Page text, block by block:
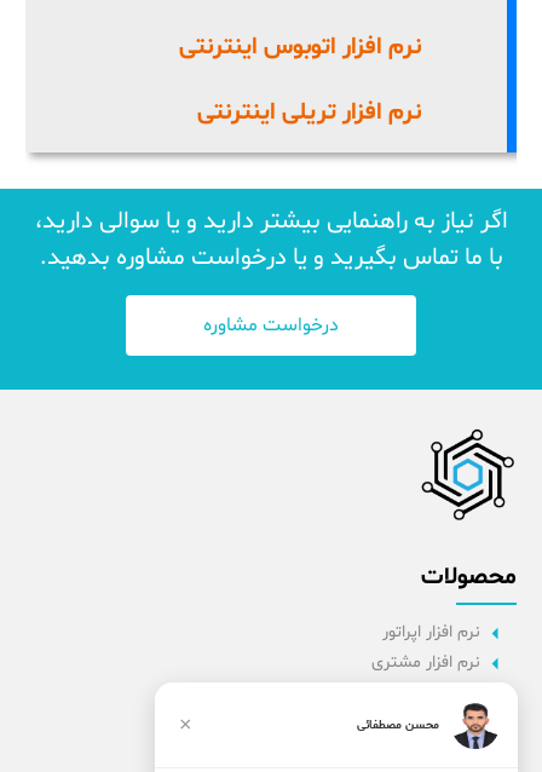
نرم افزار اتوبوس اینترنتی
نرم افزار تریلی اینترنتی
اگر نیاز به راهنمایی بیشتر دارید و یا سوالی دارید،
با ما تماس بگیرید و یا درخواست مشاوره بدهید.
درخواست مشاوره
محصولات
نرم افزار اپراتور
نرم افزار مشتری
نرم افزار راننده
پنل مدیریت
محسن مصطفائی ×